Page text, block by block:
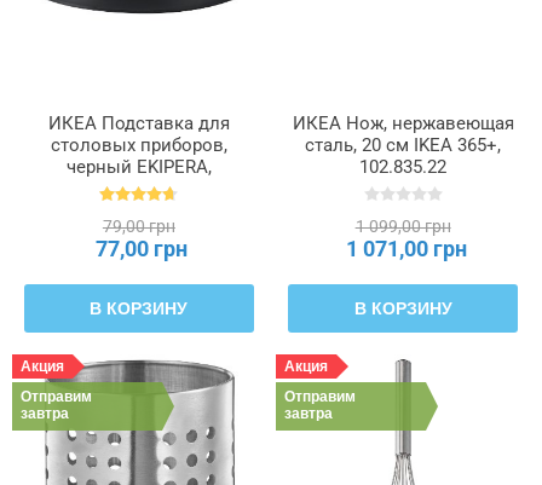
ИКЕА Подставка для
столовых приборов,
черный EKIPERA,
202.425.88
79,00 грн
77,00 грн
В КОРЗИНУ
ИКЕА Нож, нержавеющая
сталь, 20 см IKEA 365+,
102.835.22
1 099,00 грн
1 071,00 грн
В КОРЗИНУ
Акция
Отправим
завтра
Акция
Отправим
завтра